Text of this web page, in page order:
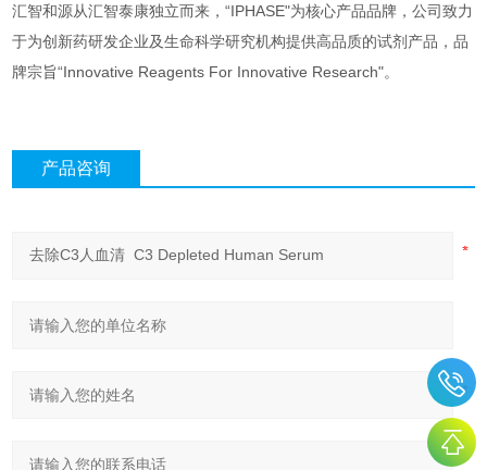
汇智和源从汇智泰康独立而来，“IPHASE"为核心产品品牌，公司致力
于为创新药研发企业及生命科学研究机构提供高品质的试剂产品，品
牌宗旨“Innovative Reagents For Innovative Research"。
产品咨询